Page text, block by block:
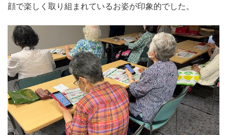
顔で楽しく取り組まれているお姿が印象的でした。